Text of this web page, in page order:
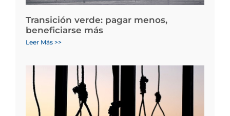
Transición verde: pagar menos,
beneficiarse más
Leer Más >>